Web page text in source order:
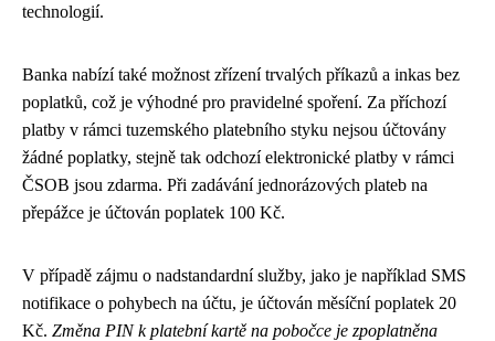
technologií.
Banka nabízí také možnost zřízení trvalých příkazů a inkas bez
poplatků, což je výhodné pro pravidelné spoření. Za příchozí
platby v rámci tuzemského platebního styku nejsou účtovány
žádné poplatky, stejně tak odchozí elektronické platby v rámci
ČSOB jsou zdarma. Při zadávání jednorázových plateb na
přepážce je účtován poplatek 100 Kč.
V případě zájmu o nadstandardní služby, jako je například SMS
notifikace o pohybech na účtu, je účtován měsíční poplatek 20
Kč. Změna PIN k platební kartě na pobočce je zpoplatněna